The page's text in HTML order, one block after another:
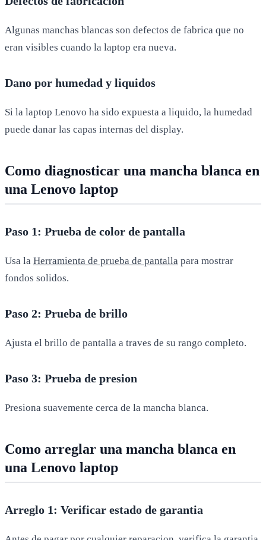
Algunas manchas blancas son defectos de fabrica que no
eran visibles cuando la laptop era nueva.
Dano por humedad y liquidos
Si la laptop Lenovo ha sido expuesta a liquido, la humedad
puede danar las capas internas del display.
Como diagnosticar una mancha blanca en
una Lenovo laptop
Paso 1: Prueba de color de pantalla
Usa la Herramienta de prueba de pantalla para mostrar
fondos solidos.
Paso 2: Prueba de brillo
Ajusta el brillo de pantalla a traves de su rango completo.
Paso 3: Prueba de presion
Presiona suavemente cerca de la mancha blanca.
Como arreglar una mancha blanca en
una Lenovo laptop
Arreglo 1: Verificar estado de garantia